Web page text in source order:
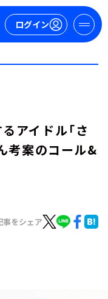
ログイン
アイドル「さ
考案のコール&
事をシェア